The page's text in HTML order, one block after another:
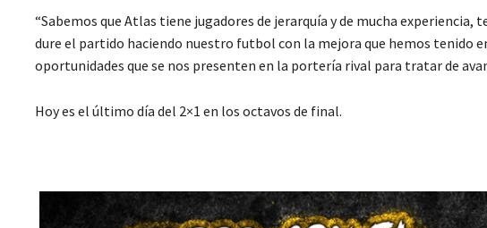
“Sabemos que Atlas tiene jugadores de jerarquía y de mucha
dure el partido haciendo nuestro futbol con la mejora que hemos tenido
oportunidades que se nos presenten en la portería rival para tratar de
Hoy es el último día del 2×1 en los octavos de final.